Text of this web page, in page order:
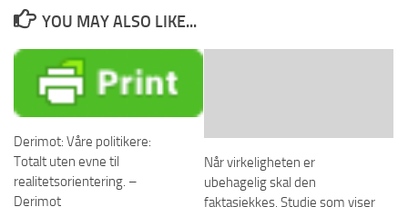
YOU MAY ALSO LIKE...
Derimot: Våre politikere:
Totalt uten evne til
realitetsorientering. –
Derimot
Når virkeligheten er
ubehagelig skal den
faktasjekkes. Studie som viser